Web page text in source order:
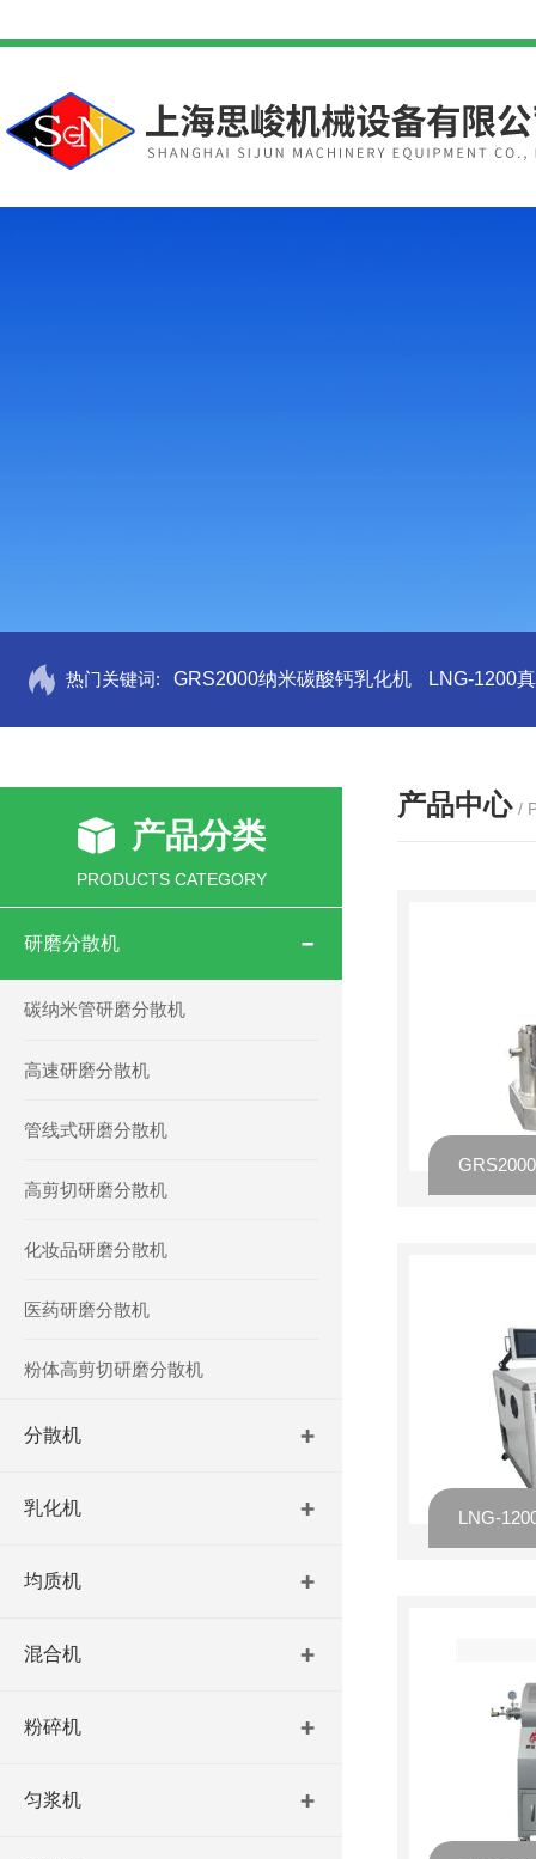
热门关键词: GRS2000纳米碳酸钙乳化机 LNG-1200
产品分类
PRODUCTS CATEGORY
研磨分散机
碳纳米管研磨分散机
高速研磨分散机
管线式研磨分散机
高剪切研磨分散机
化妆品研磨分散机
医药研磨分散机
粉体高剪切研磨分散机
分散机
乳化机
均质机
混合机
粉碎机
匀浆机
产品中心 /
LNG-